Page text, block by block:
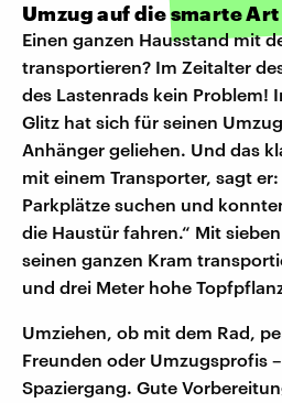
Umzug auf die smarte Art
Einen ganzen Hausstand mit
transportieren? Im Zeitalter
des Lastenrads kein Problem!
Glitz hat sich für seinen
Anhänger geliehen. Und das
mit einem Transporter, sagt
Parkplätze suchen und
die Haustür fahren.“ Mit
seinen ganzen Kram
und drei Meter hohe
Umziehen, ob mit dem Rad,
Freunden oder Umzugsprofis
Spaziergang. Gute